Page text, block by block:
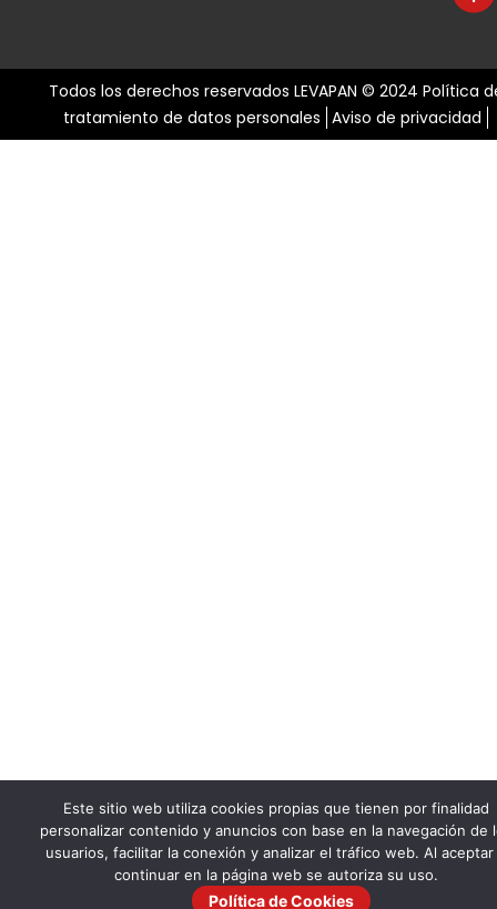
Todos los derechos reservados LEVAPAN © 2024 Política
tratamiento de datos personales Aviso de privacidad
Este sitio web utiliza cookies propias que tienen por finalidad
personalizar contenido y anuncios con base en la navegación de
usuarios, facilitar la conexión y analizar el tráfico web. Al aceptar
continuar en la página web se autoriza su uso.
Política de Cookies